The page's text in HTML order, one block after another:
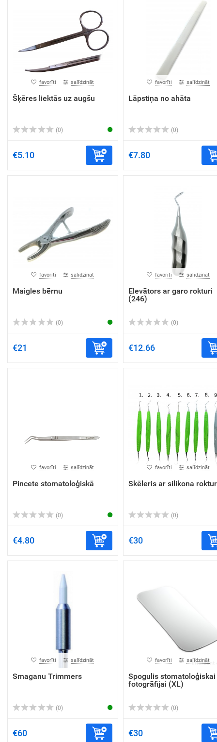
favorīti salīdzināt
Šķēres liektās uz augšu
(0)
€5.10
favorīti salīdzināt
Lāpstiņa no ahāta
(0)
€7.80
favorīti salīdzināt
Maigles bērnu
(0)
€21
favorīti salīdzināt
Elevātors ar garo rokturi
(246)
(0)
€12.66
favorīti salīdzināt
Pincete stomatoloģiskā
(0)
€4.80
favorīti salīdzināt
Skēleris ar silikona
(0)
€30
favorīti salīdzināt
Smaganu Trimmers
(0)
€60
favorīti salīdzināt
Spogulis stomatoloģiskai
fotogrāfijai (XL)
(0)
€30